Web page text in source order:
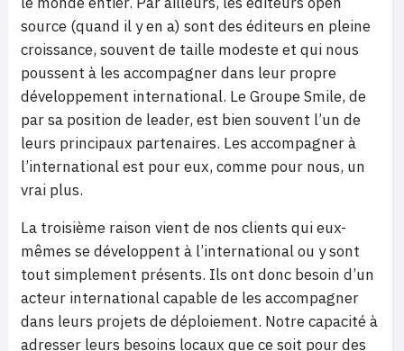
source (quand il y en a) sont des éditeurs en pleine
croissance, souvent de taille modeste et qui nous
poussent à les accompagner dans leur propre
développement international. Le Groupe Smile, de
par sa position de leader, est bien souvent l’un de
leurs principaux partenaires. Les accompagner à
l’international est pour eux, comme pour nous, un
vrai plus.
La troisième raison vient de nos clients qui eux-
mêmes se développent à l’international ou y sont
tout simplement présents. Ils ont donc besoin d’un
acteur international capable de les accompagner
dans leurs projets de déploiement. Notre capacité à
adresser leurs besoins locaux que ce soit pour des